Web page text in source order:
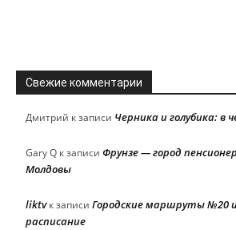
Свежие комментарии
Дмитрий к записи Черника и голубика: в
Gary Q к записи Фрунзе — город
Молдовы
liktvк записи Городские маршруты №20
расписание